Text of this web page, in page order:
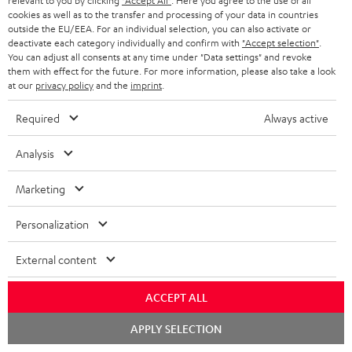
Downloads und Service
D
Bedienungsanleitung: Paar Regal-Lautsprecher UL 20
Konformitätserklärung: Paar Regal-Lautsprecher UL
20 Mk3 18
cookies as well as to the transfer and processing of your data in countries
outside the EU/EEA. For an individual selection, you can also activate or
deactivate each category individually and confirm with "Accept selection"
You can adjust all consents at any time under "Data settings" and revoke
them with effect for the future. For more information, please also take a look
at our privacy policyand the imprint
Required Always active
Analysis
Marketing
Personalization
External content
ACCEPT ALL
APPLY SELECTION